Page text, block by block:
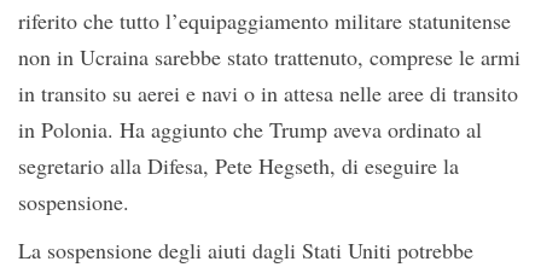
riferito che tutto l’equipaggiamento militare statunitense
non in Ucraina sarebbe stato trattenuto, comprese le armi
in transito su aerei e navi o in attesa nelle aree di transito
in Polonia. Ha aggiunto che Trump aveva ordinato al
segretario alla Difesa, Pete Hegseth, di eseguire la
sospensione.
La sospensione degli aiuti dagli Stati Uniti potrebbe